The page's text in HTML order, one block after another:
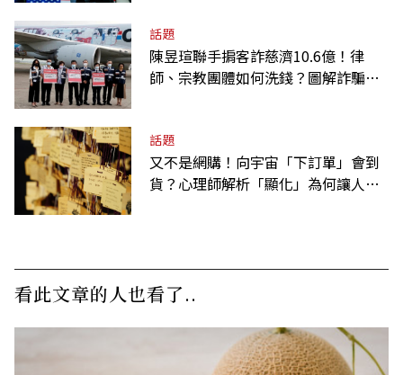
話題
陳昱瑄聯手掮客詐慈濟10.6億！律
師、宗教團體如何洗錢？圖解詐騙關
話題
又不是網購！向宇宙「下訂單」會到
貨？心理師解析「顯化」為何讓人無
看此文章的人也看了..